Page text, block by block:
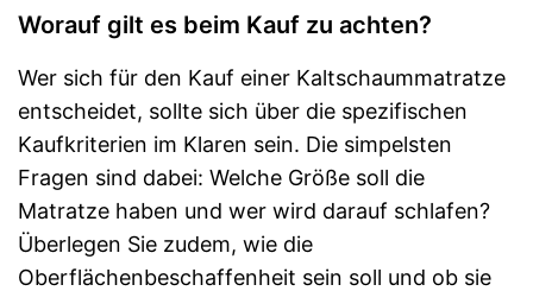
Worauf gilt es beim Kauf zu achten?
Wer sich für den Kauf einer Kaltschaummatratze
entscheidet, sollte sich über die spezifischen
Kaufkriterien im Klaren sein. Die simpelsten
Fragen sind dabei: Welche Größe soll die
Matratze haben und wer wird darauf schlafen?
Überlegen Sie zudem, wie die
Oberflächenbeschaffenheit sein soll und ob sie